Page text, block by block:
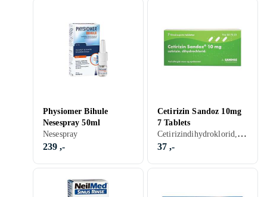
Physiomer Bihule
Nesespray 50ml
Nesespray
239 ,-
Cetirizin Sandoz 10mg
7 Tablets
Cetirizindihydroklorid, Tablett
37 ,-